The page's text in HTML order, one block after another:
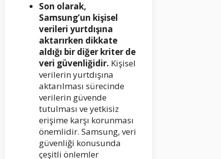
Son olarak,
Samsung’un kişisel
verileri yurtdışına
aktarırken dikkate
aldığı bir diğer kriter de
veri güvenliğidir. Kişisel
verilerin yurtdışına
aktarılması sürecinde
verilerin güvende
tutulması ve yetkisiz
erişime karşı korunması
önemlidir. Samsung, veri
güvenliği konusunda
çeşitli önlemler